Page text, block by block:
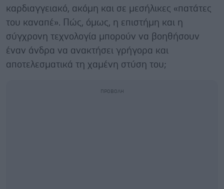
καρδιαγγειακό, ακόμη και σε μεσήλικες «πατάτες
του καναπέ». Πώς, όμως, η επιστήμη και η
σύγχρονη τεχνολογία μπορούν να βοηθήσουν
έναν άνδρα να ανακτήσει γρήγορα και
αποτελεσματικά τη χαμένη στύση του;